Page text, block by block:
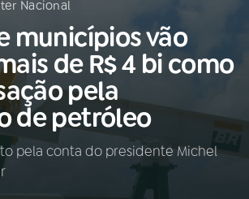
Buscar
AO VIVO
Nacional
municípios vão
de R$ 4 bi como
pela
de petróleo
pela conta do presidente Michel